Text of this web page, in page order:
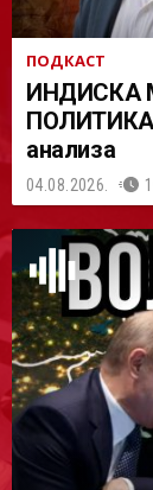
ПОДКАСТ
ИНДИСКА
ПОЛИТИКА:
анализа
04.08.2026.